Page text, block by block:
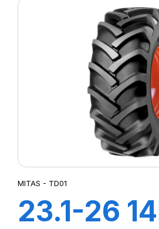
MITAS - TD01
23.1-26